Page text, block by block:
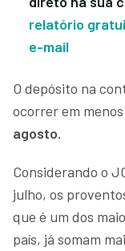
relatório
e-mail
O depósito na
ocorrer em
agosto.
Considerando o
julho, os
que é um dos
país, já somam